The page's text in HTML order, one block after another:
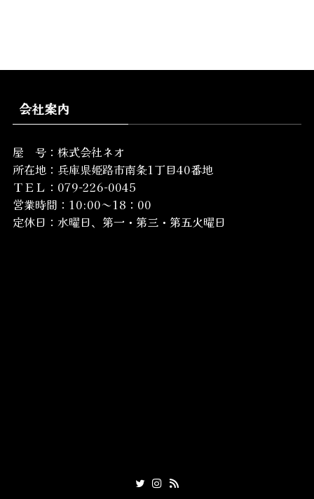
会社案内
屋 号：株式会社ネオ
所在地： 兵庫県姫路市南条1丁目40番地
ＴＥＬ：079-226-0045
営業時間：10:00～18：00
定休日：水曜日、第一・第三・第五火曜日